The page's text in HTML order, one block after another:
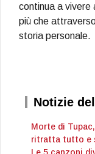
continua a vivere
più che
storia personale.
Notizie
Morte di
ritratta tutto e
Le 5 canzoni